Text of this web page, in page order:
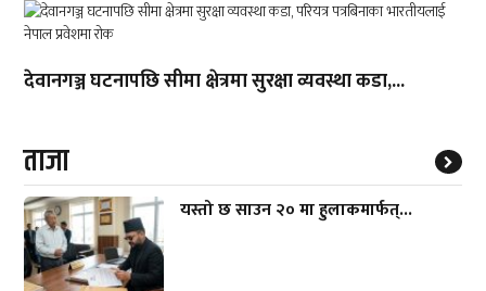
देवानगञ्ज घटनापछि सीमा क्षेत्रमा सुरक्षा व्यवस्था कडा,...
ताजा
यस्तो छ साउन २० मा हुलाकमार्फत्...